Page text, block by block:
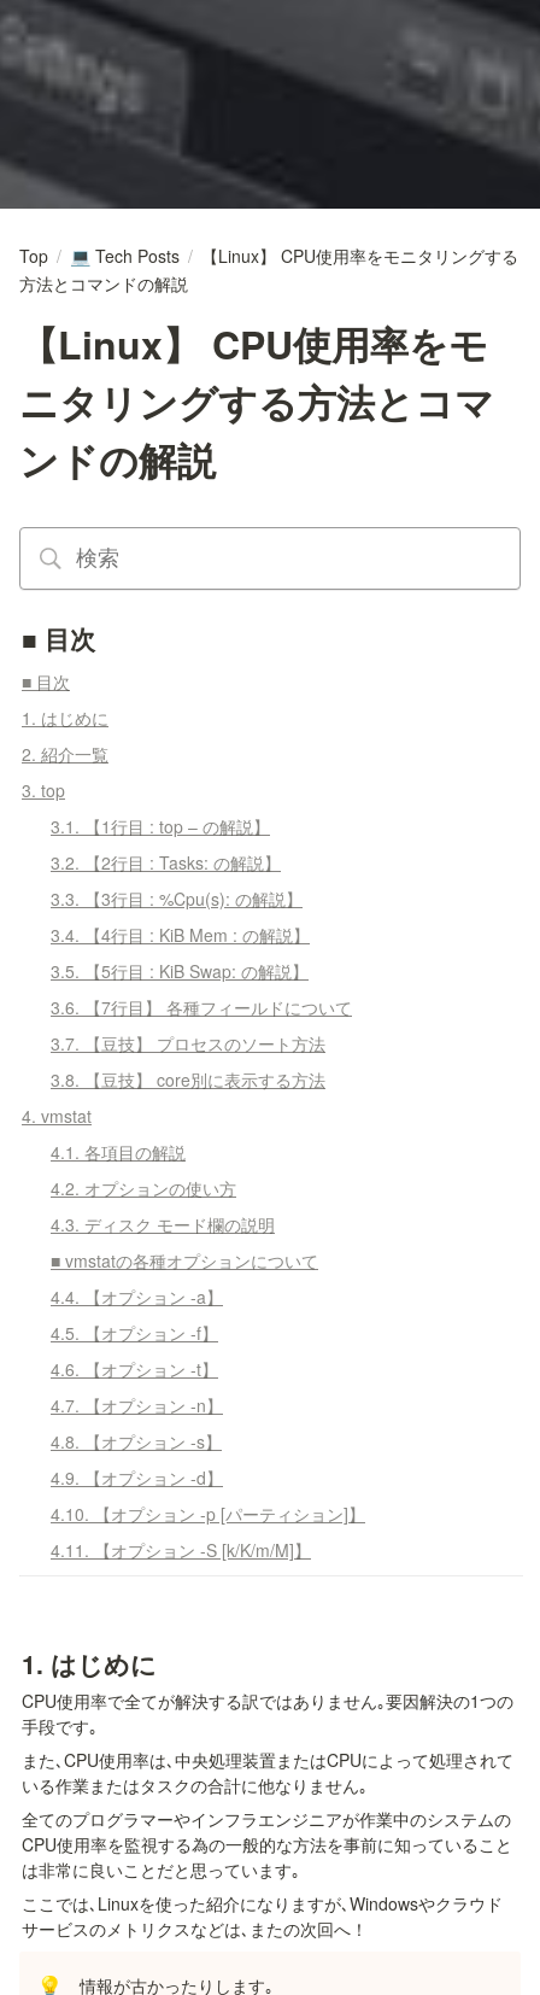
Top / 💻 Tech Posts /
【Linux】 CPU使用率をモニタリングする
方法とコマンドの解説
【Linux】 CPU使用率をモ
ニタリングする方法とコマ
ンドの解説
■ 目次
■ 目次
1. はじめに
2. 紹介一覧
3. top
3.1. 【1行目 : top – の解説】
3.2. 【2行目 : Tasks: の解説】
3.3. 【3行目 : %Cpu(s): の解説】
3.4. 【4行目 : KiB Mem : の解説】
3.5. 【5行目 : KiB Swap: の解説】
3.6. 【7行目】 各種フィールドについて
3.7. 【豆技】 プロセスのソート方法
3.8. 【豆技】 core別に表示する方法
4. vmstat
4.1. 各項目の解説
4.2. オプションの使い方
4.3. ディスク モード欄の説明
■ vmstatの各種オプションについて
4.4. 【オプション -a】
4.5. 【オプション -f】
4.6. 【オプション -t】
4.7. 【オプション -n】
4.8. 【オプション -s】
4.9. 【オプション -d】
4.10. 【オプション -p [パーティション]】
4.11. 【オプション -S [k/K/m/M]】
1. はじめに
CPU使用率で全てが解決する訳ではありません｡要因解決の1つの
手段です｡
また､CPU使用率は､中央処理装置またはCPUによって処理されて
いる作業またはタスクの合計に他なりません｡
全てのプログラマーやインフラエンジニアが作業中のシステムの
CPU使用率を監視する為の一般的な方法を事前に知っていること
は非常に良いことだと思っています｡
ここでは､Linuxを使った紹介になりますが､Windowsやクラウド
サービスのメトリクスなどは､またの次回へ！
💡 情報が古かったりします｡